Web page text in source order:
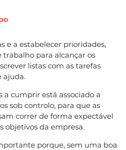
e a estabelecer prioridades,
para alcançar os
listas com as tarefas
ajuda.
a cumprir está associado a
sob controlo, para que as
correr de forma expectável
objetivos da empresa.
porque, sem uma boa